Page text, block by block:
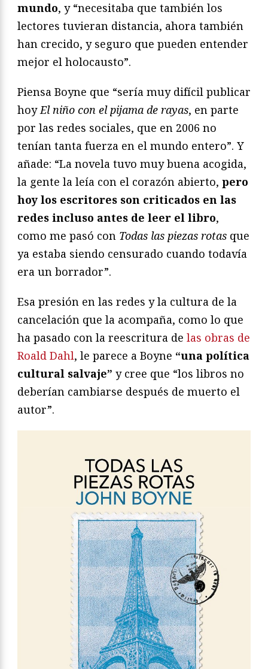
mundo, y “necesitaba que también los
lectores tuvieran distancia, ahora también
han crecido, y seguro que pueden entender
mejor el holocausto”.
Piensa Boyne que “sería muy difícil publicar
hoyEl niño con el pijama de rayas, en parte
por las redes sociales, que en 2006 no
tenían tanta fuerza en el mundo entero”. Y
añade: “La novela tuvo muy buena acogida,
la gente la leía con el corazón abierto, pero
hoy los escritores son criticados en las
redes incluso antes de leer el libro,
como me pasó con Todas las piezas rotas que
ya estaba siendo censurado cuando todavía
era un borrador”.
Esa presión en las redes y la cultura de la
cancelación que la acompaña, como lo que
ha pasado con la reescritura de las obras de
Roald Dahl, le parece a Boyne “una política
cultural salvaje” y cree que “los libros no
deberían cambiarse después de muerto el
autor”.